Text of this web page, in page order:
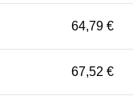
64,79 €
67,52 €